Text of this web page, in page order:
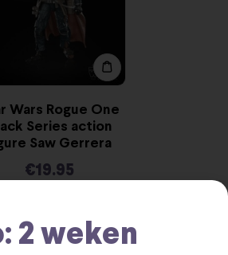
Wars Rogue One
Series action
Saw Gerrera
€19.95
2 weken